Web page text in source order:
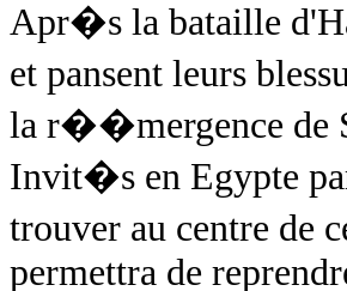
Apr�s la bataille
et pansent leurs
la r��mergence de
Invit�s en Egypte
trouver au centre
permettra de